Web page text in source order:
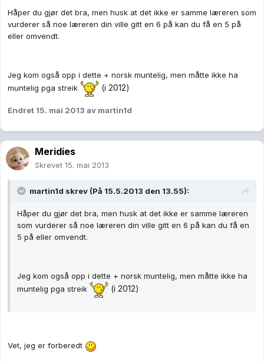
Håper du gjør det bra, men husk at det ikke er samme læreren som
vurderer så noe læreren din ville gitt en 6 på kan du få en 5 på
eller omvendt.
Jeg kom også opp i dette + norsk muntelig, men måtte ikke ha
muntelig pga streik
(i 2012)
Endret 15. mai 2013 av martin1d
Meridies
Skrevet 15. mai 2013
martin1d skrev (På 15.5.2013 den 13.55):
Håper du gjør det bra, men husk at det ikke er samme læreren
som vurderer så noe læreren din ville gitt en 6 på kan du få en
5 på eller omvendt.
Jeg kom også opp i dette + norsk muntelig, men måtte ikke ha
muntelig pga streik
(i 2012)
Vet, jeg er forberedt